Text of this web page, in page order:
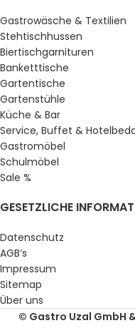
Gastrowäsche & Textilien
Stehtischhussen
Biertischgarnituren
Banketttische
Gartentische
Gartenstühle
Küche & Bar
Service, Buffet &
Gastromöbel
Schulmöbel
Sale %
GESETZLICHE
Datenschutz
AGB’s
Impressum
Sitemap
Über uns
© Gastro Uzal GmbH